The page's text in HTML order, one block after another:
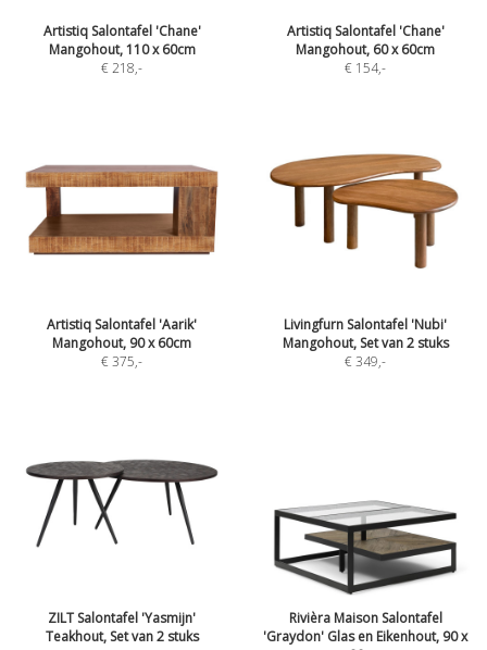
Artistiq Salontafel 'Chane'
Mangohout, 110 x 60cm
€ 218,-
Artistiq Salontafel 'Chane'
Mangohout, 60 x 60cm
€ 154,-
Artistiq Salontafel 'Aarik'
Mangohout, 90 x 60cm
€ 375,-
Livingfurn Salontafel 'Nubi'
Mangohout, Set van 2 stuks
€ 349,-
ZILT Salontafel 'Yasmijn'
Teakhout, Set van 2 stuks
Rivièra Maison Salontafel
'Graydon' Glas en Eikenhout, 90 x